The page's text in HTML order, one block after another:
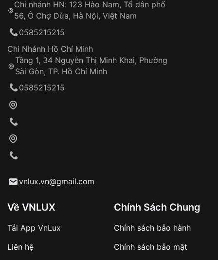
Từ khóa SEO:
Khách hàng kiểm tra và thanh toán trực tiếp
Từ khóa SEO:
sản phẩm đặc biệt
Đảm bảo quyền lợi khách hàng
Đồng hành cùng khách hàng trong suốt quá
trình sử dụng
Chi nhánh HN: 123 Hào Nam, Tổ dân phố
56, Ô Chợ Dừa, Hà Nội, Việt Nam
0585215215
Chi Nhánh Hồ Chí Minh
Tầng 1, 34 Nguyễn Thị Minh Khai, Phường
Sài Gòn, TP. Hồ Chí Minh
0585215215
vnlux.vn@gmail.com
Về VNLUX
Tải App VnLux
Liên hệ
Chính Sách Chung
Chính sách bảo hành
Chính sách bảo mật